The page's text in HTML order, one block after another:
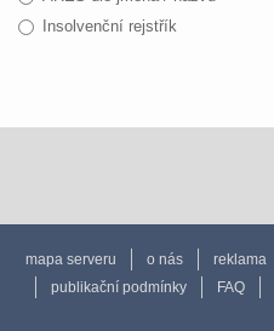
Insolvenční rejstřík
mapa serveru o nás reklama
publikační podmínky
FAQ